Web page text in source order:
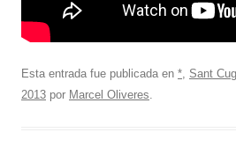
Esta entrada fue publicada en *, Sant
2013 por Marcel Oliveres.